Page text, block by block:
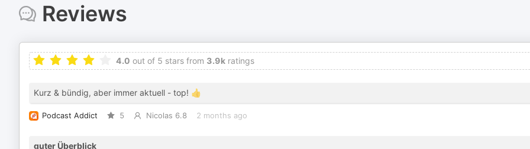
Reviews
4.0 out of 5 stars from 3.9k ratings
Kurz & bündig, aber immer aktuell - top! 👍
Podcast Addict 5 Nicolas 6.8 2 months ago
guter Überblick